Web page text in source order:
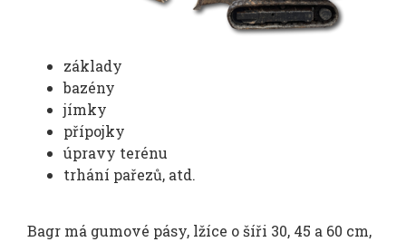
základy
bazény
jímky
přípojky
úpravy terénu
trhání pařezů, atd.
Bagr má gumové pásy, lžíce o šíři 30, 45 a 60 cm,